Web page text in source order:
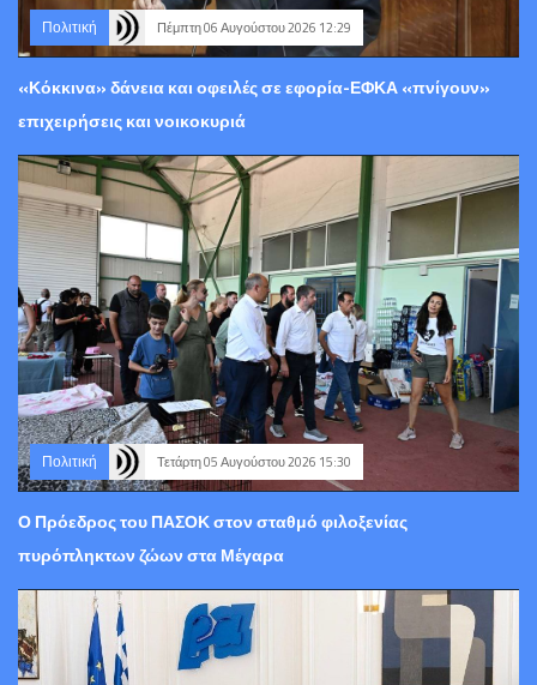
Πολιτική Πέμπτη 06 Αυγούστου 2026 12:29
«Κόκκινα» δάνεια και οφειλές σε εφορία-ΕΦΚΑ «πνίγουν»
επιχειρήσεις και νοικοκυριά
Πολιτική Τετάρτη 05 Αυγούστου 2026 15:30
Ο Πρόεδρος του ΠΑΣΟΚ στον σταθμό φιλοξενίας
πυρόπληκτων ζώων στα Μέγαρα